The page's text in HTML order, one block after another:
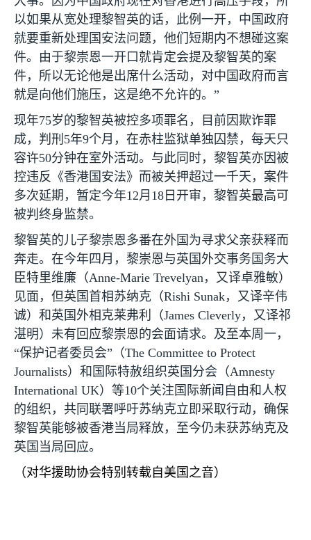
以如果从宽处理黎智英的话，此例一开，中国政府
就要重新处理国安法问题，他们短期内不想碰这案
件。由于黎崇恩一开口就肯定会提及黎智英的案
件，所以无论他是出席什么活动，对中国政府而言
就是向他们施压，这是绝不允许的。”
现年75岁的黎智英被控多项罪名，目前因欺诈罪
成，判刑 5年9个月，在赤柱监狱单独囚禁，每天只
容许50分钟在室外活动。与此同时，黎智英亦因被
控违反《香港国安法》而被关押超过一千天，案件
多次延期，暂定今年12月 18 日开审，黎智英最高可
被判终身监禁。
黎智英的儿子黎崇恩多番在外国为寻求父亲获释而
奔走。在今年四月，黎崇恩与英国外交事务国务大
臣特里维廉（Anne-Marie Trevelyan，又译卓雅敏）
见面，但英国首相苏纳克（Rishi Sunak，又译辛伟
诚）和英国外相克莱弗利（James Cleverly，又译祁
湛明）未有回应黎崇恩的会面请求。及至本周一，
“保护记者委员会”（The Committee to Protect
Journalists）和国际特赦组织英国分会（Amnesty
International UK）等10个关注国际新闻自由和人权
的组织，共同联署呼吁苏纳克立即采取行动，确保
黎智英能够被香港当局释放，至今仍未获苏纳克及
英国当局回应。
（对华援助协会特别转载自美国之音）